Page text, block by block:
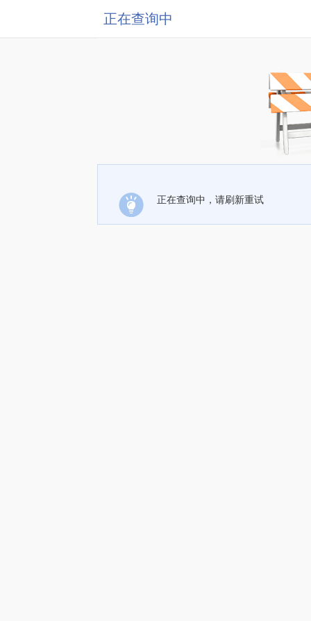
正在查询中
正在查询中，请刷新重试